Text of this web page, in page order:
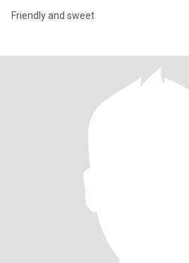
Friendly and sweet